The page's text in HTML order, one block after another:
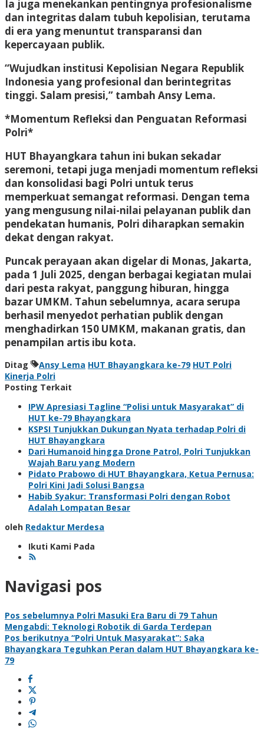
Ia juga menekankan pentingnya profesionalisme
dan integritas dalam tubuh kepolisian, terutama
di era yang menuntut transparansi dan
kepercayaan publik.
“Wujudkan institusi Kepolisian Negara Republik
Indonesia yang profesional dan berintegritas
tinggi. Salam presisi,” tambah Ansy Lema.
*Momentum Refleksi dan Penguatan Reformasi
Polri*
HUT Bhayangkara tahun ini bukan sekadar
seremoni, tetapi juga menjadi momentum refleksi
dan konsolidasi bagi Polri untuk terus
memperkuat semangat reformasi. Dengan tema
yang mengusung nilai-nilai pelayanan publik dan
pendekatan humanis, Polri diharapkan semakin
dekat dengan rakyat.
Puncak perayaan akan digelar di Monas, Jakarta,
pada 1 Juli 2025, dengan berbagai kegiatan mulai
dari pesta rakyat, panggung hiburan, hingga
bazar UMKM. Tahun sebelumnya, acara serupa
berhasil menyedot perhatian publik dengan
menghadirkan 150 UMKM, makanan gratis, dan
penampilan artis ibu kota.
Ditag Ansy Lema HUT Bhayangkara ke-79 HUT Polri
Kinerja Polri
Posting Terkait
IPW Apresiasi Tagline “Polisi untuk Masyarakat” di
HUT ke-79 Bhayangkara
KSPSI Tunjukkan Dukungan Nyata terhadap Polri di
HUT Bhayangkara
Dari Humanoid hingga Drone Patrol, Polri Tunjukkan
Wajah Baru yang Modern
Pidato Prabowo di HUT Bhayangkara, Ketua Pernusa:
Polri Kini Jadi Solusi Bangsa
Habib Syakur: Transformasi Polri dengan Robot
Adalah Lompatan Besar
oleh Redaktur Merdesa
Ikuti Kami Pada
Navigasi pos
Pos sebelumnya Polri Masuki Era Baru di 79 Tahun
Mengabdi: Teknologi Robotik di Garda Terdepan
Pos berikutnya “Polri Untuk Masyarakat”: Saka
Bhayangkara Teguhkan Peran dalam HUT Bhayangkara ke-
79